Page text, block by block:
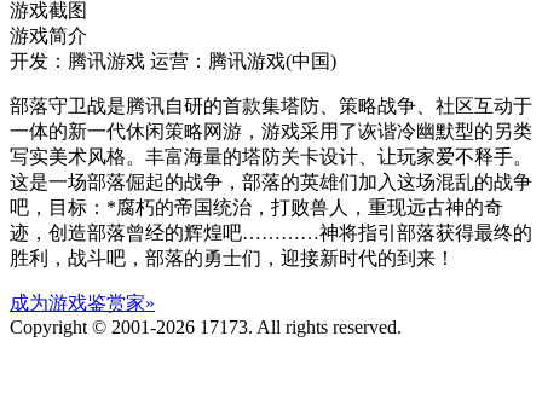
游戏截图
游戏简介
开发：腾讯游戏 运营：腾讯游戏(中国)
部落守卫战是腾讯自研的首款集塔防、策略战争、社区互动于
一体的新一代休闲策略网游，游戏采用了诙谐冷幽默型的另类
写实美术风格。丰富海量的塔防关卡设计、让玩家爱不释手。
这是一场部落倔起的战争，部落的英雄们加入这场混乱的战争
吧，目标：*腐朽的帝国统治，打败兽人，重现远古神的奇
迹，创造部落曾经的辉煌吧…………神将指引部落获得最终的
胜利，战斗吧，部落的勇士们，迎接新时代的到来！
成为游戏鉴赏家»
Copyright © 2001-2026 17173. All rights reserved.